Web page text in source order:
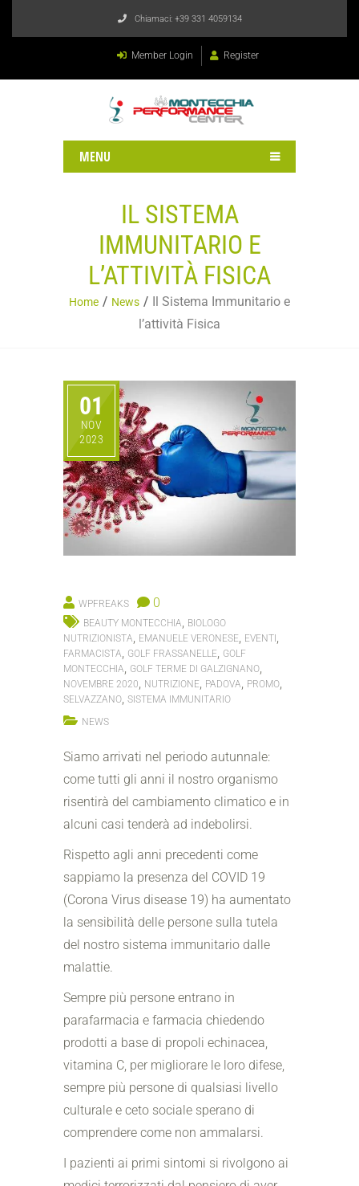
Chiamaci: +39 331 4059134
Member Login Register
MENU
IL SISTEMA
IMMUNITARIO E
L’ATTIVITÀ FISICA
Home News
Il Sistema Immunitario e
l’attività Fisica
01
NOV
2023
WPFREAKS 0
BEAUTY MONTECCHIA
BIOLOGO
NUTRIZIONISTA
EMANUELE VERONESE EVENTI
FARMACISTA GOLF FRASSANELLE
GOLF
MONTECCHIA
GOLF TERME DI GALZIGNANO
NOVEMBRE 2020 NUTRIZIONE PADOVA PROMO
SELVAZZANO SISTEMA IMMUNITARIO
NEWS
Siamo arrivati nel periodo autunnale:
come tutti gli anni il nostro organismo
risentirà del cambiamento climatico e in
alcuni casi tenderà ad indebolirsi.
Rispetto agli anni precedenti come
sappiamo la presenza del COVID 19
(Corona Virus disease 19) ha aumentato
la sensibilità delle persone sulla tutela
del nostro sistema immunitario dalle
malattie.
Sempre più persone entrano in
parafarmacia e farmacia chiedendo
prodotti a base di propoli echinacea,
vitamina C, per migliorare le loro difese,
sempre più persone di qualsiasi livello
culturale e ceto sociale sperano di
comprendere come non ammalarsi.
I pazienti ai primi sintomi si rivolgono ai